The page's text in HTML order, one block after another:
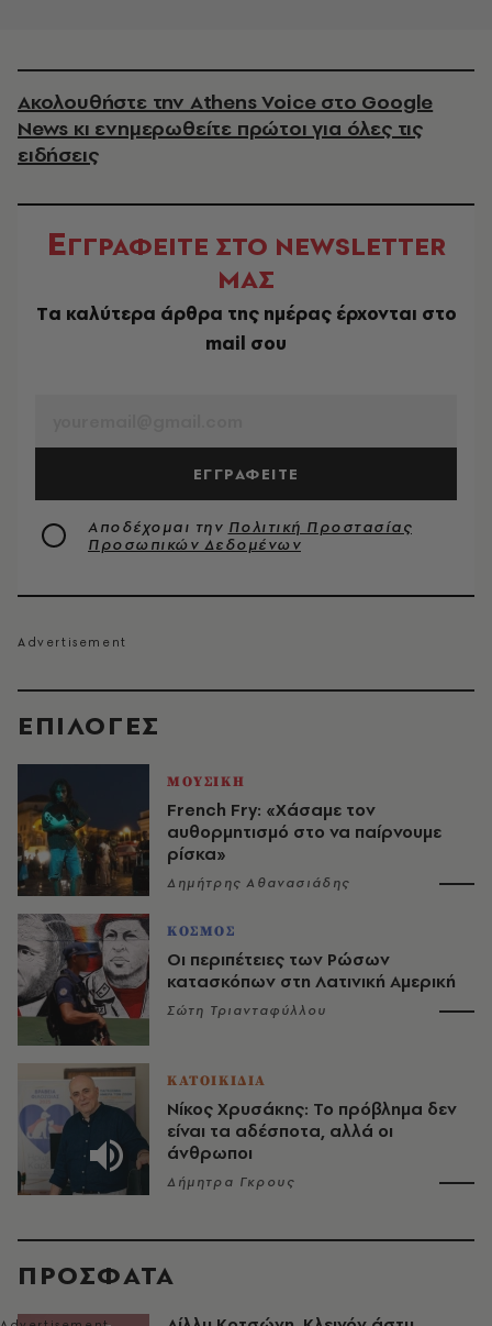
EΠΙΛΟΓΈΣ
ΜΟΥΣΙΚΗ
French Fry: «Χάσαμε τον
αυθορμητισμό στο να παίρνουμε
ρίσκα»
Δημήτρης Αθανασιάδης
ΚΟΣΜΟΣ
Οι περιπέτειες των Ρώσων
κατασκόπων στη Λατινική Αμερική
Σώτη Τριανταφύλλου
ΚΑΤΟΙΚΙΔΙΑ
Νίκος Χρυσάκης: Το πρόβλημα δεν
είναι τα αδέσποτα, αλλά οι
άνθρωποι
Δήμητρα Γκρους
Ακολουθήστε την Athens Voice στο Google
News κι ενημερωθείτε πρώτοι για όλες τις
ειδήσεις
ΕΓΓΡΑΦΕΙΤΕ ΣΤΟ NEWSLETTER
ΜΑΣ
Tα καλύτερα άρθρα της ημέρας έρχονται στο
mail σου
ΕΓΓΡΑΦΕΙΤΕ
Αποδέχομαι την Πολιτική Προστασίας
Προσωπικών Δεδομένων
ΠΡΟΣΦΑΤΑ